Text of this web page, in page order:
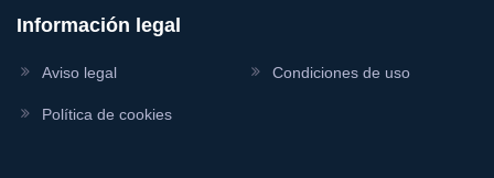
Información legal
Aviso legal Condiciones de uso
Política de cookies